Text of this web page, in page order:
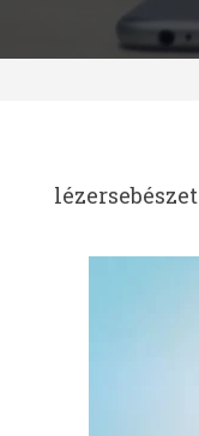
lézersebészet